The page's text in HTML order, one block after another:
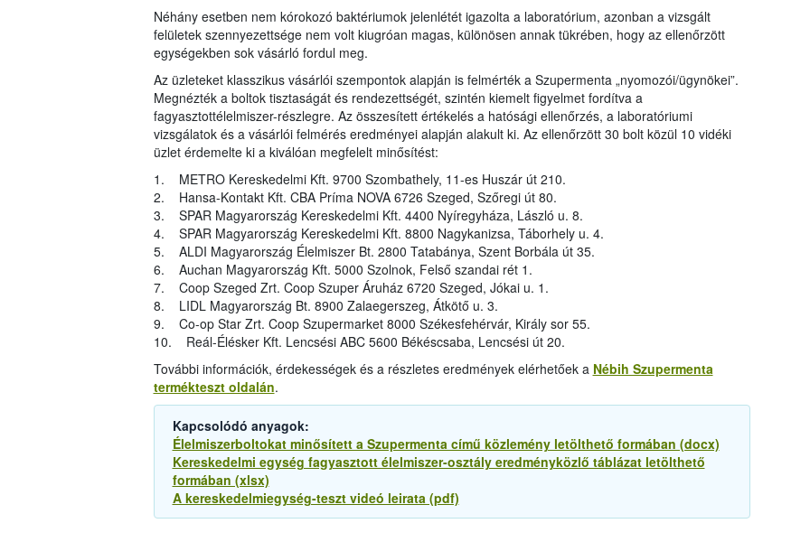
Néhány esetben nem kórokozó baktériumok jelenlétét igazolta a laboratórium, azonban a vizsgált
felületek szennyezettsége nem volt kiugróan magas, különösen annak tükrében, hogy az ellenőrzött
egységekben sok vásárló fordul meg.
Az üzleteket klasszikus vásárlói szempontok alapján is felmérték a Szupermenta „nyomozói/ügynökei”.
Megnézték a boltok tisztaságát és rendezettségét, szintén kiemelt figyelmet fordítva a
fagyasztottélelmiszer-részlegre. Az összesített értékelés a hatósági ellenőrzés, a laboratóriumi
vizsgálatok és a vásárlói felmérés eredményei alapján alakult ki. Az ellenőrzött 30 bolt közül 10 vidéki
üzlet érdemelte ki a kiválóan megfelelt minősítést:
1. METRO Kereskedelmi Kft. 9700 Szombathely, 11-es Huszár út 210.
2. Hansa-Kontakt Kft. CBA Príma NOVA 6726 Szeged, Szőregi út 80.
3. SPAR Magyarország Kereskedelmi Kft. 4400 Nyíregyháza, László u. 8.
4. SPAR Magyarország Kereskedelmi Kft. 8800 Nagykanizsa, Táborhely u. 4.
5. ALDI Magyarország Élelmiszer Bt. 2800 Tatabánya, Szent Borbála út 35.
6. Auchan Magyarország Kft. 5000 Szolnok, Felső szandai rét 1.
7. Coop Szeged Zrt. Coop Szuper Áruház 6720 Szeged, Jókai u. 1.
8. LIDL Magyarország Bt. 8900 Zalaegerszeg, Átkötő u. 3.
9. Co-op Star Zrt. Coop Szupermarket 8000 Székesfehérvár, Király sor 55.
10. Reál-Élésker Kft. Lencsési ABC 5600 Békéscsaba, Lencsési út 20.
További információk, érdekességek és a részletes eredmények elérhetőek a Nébih Szupermenta
termékteszt oldalán.
Kapcsolódó anyagok:
Élelmiszerboltokat minősített a Szupermenta című közlemény letölthető formában (docx)
Kereskedelmi egység fagyasztott élelmiszer-osztály eredményközlő táblázat letölthető
formában (xlsx)
A kereskedelmiegység-teszt videó leirata (pdf)